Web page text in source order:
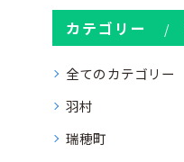
カテゴリー
全てのカテゴリー
羽村
瑞穂町